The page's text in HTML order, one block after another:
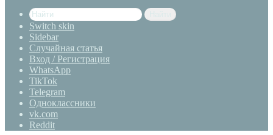
Switch skin
Sidebar
Случайная статья
Вход / Регистрация
WhatsApp
TikTok
Telegram
Одноклассники
vk.com
Reddit